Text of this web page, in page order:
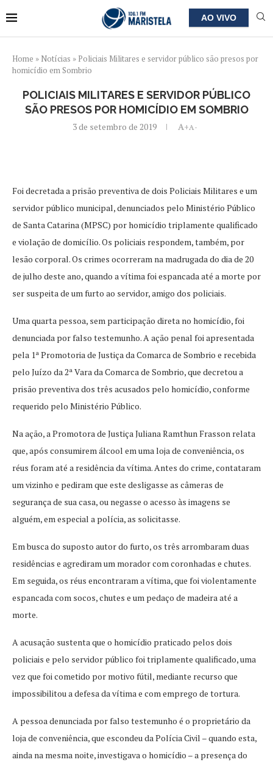
AO VIVO
Home » Notícias » Policiais Militares e servidor público são presos por
homicídio em Sombrio
POLICIAIS MILITARES E SERVIDOR PÚBLICO
SÃO PRESOS POR HOMICÍDIO EM SOMBRIO
3 de setembro de 2019 A+A-
Foi decretada a prisão preventiva de dois Policiais Militares e um
servidor público municipal, denunciados pelo Ministério Público
de Santa Catarina (MPSC) por homicídio triplamente qualificado
e violação de domicílio. Os policiais respondem, também, por
lesão corporal. Os crimes ocorreram na madrugada do dia de 20
de julho deste ano, quando a vítima foi espancada até a morte por
ser suspeita de um furto ao servidor, amigo dos policiais.
Uma quarta pessoa, sem participação direta no homicídio, foi
denunciada por falso testemunho. A ação penal foi apresentada
pela 1ª Promotoria de Justiça da Comarca de Sombrio e recebida
pelo Juízo da 2ª Vara da Comarca de Sombrio, que decretou a
prisão preventiva dos três acusados pelo homicídio, conforme
requerido pelo Ministério Público.
Na ação, a Promotora de Justiça Juliana Ramthun Frasson relata
que, após consumirem álcool em uma loja de conveniência, os
réus foram até a residência da vítima. Antes do crime, contataram
um vizinho e pediram que este desligasse as câmeras de
segurança de sua casa, ou negasse o acesso às imagens se
alguém, em especial a polícia, as solicitasse.
Em busca do suposto autor do furto, os três arrombaram duas
residências e agrediram um morador com coronhadas e chutes.
Em seguida, os réus encontraram a vítima, que foi violentamente
espancada com socos, chutes e um pedaço de madeira até a
morte.
A acusação sustenta que o homicídio praticado pelos dois
policiais e pelo servidor público foi triplamente qualificado, uma
vez que foi cometido por motivo fútil, mediante recurso que
impossibilitou a defesa da vítima e com emprego de tortura.
A pessoa denunciada por falso testemunho é o proprietário da
loja de conveniência, que escondeu da Polícia Civil – quando esta,
ainda na mesma noite, investigava o homicídio – a presença do